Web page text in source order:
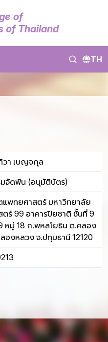
of
of Thailand
TH
า เบญจกุล
จัดฟัน (อนุมัติบัตร)
พทยศาสตร์ มหาวิทยาลัย
ตร์ 99 อาคารปิยชาติ ชั้นที่ 9
หมู่ 18 ถ.พหลโยธิน ต.คลอง
องหลวง จ.ปทุมธานี 12120